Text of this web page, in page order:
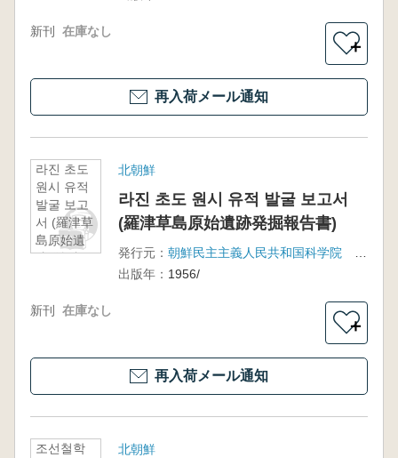
新刊 在庫なし
＋
再入荷メール通知
라진 초도
원시 유적
발굴 보고
서 (羅津草
島原始遺
跡発掘報
北朝鮮
라진 초도 원시 유적 발굴 보고서
(羅津草島原始遺跡発掘報告書)
発行元：
出版年： 1956/
新刊 在庫なし
＋
再入荷メール通知
조선철학
北朝鮮